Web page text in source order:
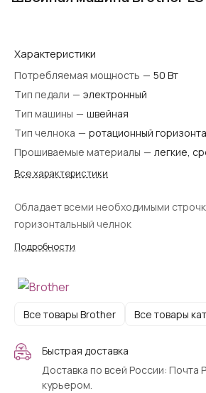
Характеристики
Потребляемая мощность — 50 Вт
Тип педали — электронный
Тип машины — швейная
Тип челнока — ротационный
Прошиваемые материалы — легкие,
Все характеристики
Обладает всеми необходимыми
горизонтальный челнок
Подробности
Все товары Brother Все товары
Быстрая доставка
Доставка по всей России: Почта
курьером.